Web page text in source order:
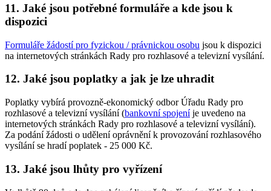
11. Jaké jsou potřebné formuláře a kde jsou k
dispozici
Formuláře žádostí pro fyzickou / právnickou osobu jsou k dispozici
na internetových stránkách Rady pro rozhlasové a televizní vysílání.
12. Jaké jsou poplatky a jak je lze uhradit
Poplatky vybírá provozně-ekonomický odbor Úřadu Rady pro
rozhlasové a televizní vysílání (bankovní spojeníje uvedeno na
internetových stránkách Rady pro rozhlasové a televizní vysílání).
Za podání žádosti o udělení oprávnění k provozování rozhlasového
vysílání se hradí poplatek - 25 000 Kč.
13. Jaké jsou lhůty pro vyřízení